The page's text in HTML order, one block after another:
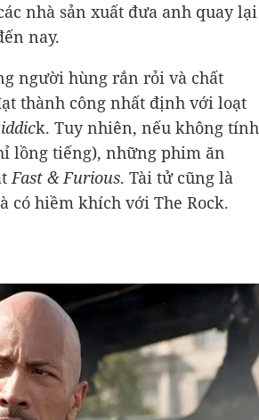
nhà sản xuất đưa anh quay lại
nay.
người hùng rắn rỏi và chất
thành công nhất định với loạt
k. Tuy nhiên, nếu không tính
lồng tiếng), những phim ăn
Fast & Furious. Tài tử cũng là
có hiềm khích với The Rock.